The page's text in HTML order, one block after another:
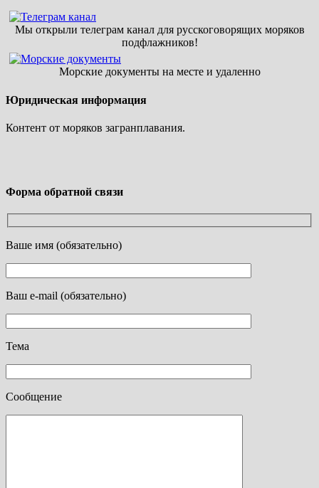
Мы открыли телеграм канал для русскоговорящих моряков
подфлажников!
Морские документы на месте и удаленно
Юридическая информация
Контент от моряков загранплавания.
Форма обратной связи
Ваше имя (обязательно)
Ваш e-mail (обязательно)
Тема
Сообщение